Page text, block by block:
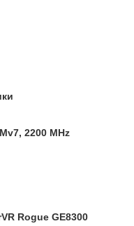
2200 MHz
Rogue GE8300